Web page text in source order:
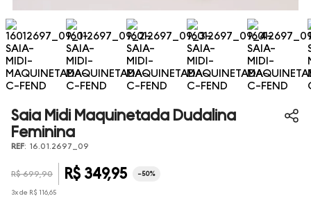
Saia Midi Maquinetada Dudalina
Feminina
REF: 16.01.2697_09
R$ 699,90 R$ 349,95 -50%
3x de R$ 116,65